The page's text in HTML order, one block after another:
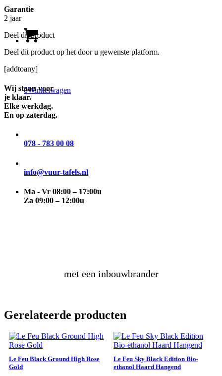
0Winkelwagen
Garantie
2 jaar
Deel dit product
Deel dit product op het door u gewenste platform.
[addtoany]
Wij staan voor
je klaar.
Elke werkdag.
En op zaterdag.
078 - 783 00 08
info@vuur-tafels.nl
Ma - Vr 08:00 – 17:00u
Za 09:00 – 12:00u
met een inbouwbrander
Gerelateerde producten
Le Feu Black Ground High Rose
Gold
Le Feu Sky Black Edition Bio-
ethanol Haard Hangend